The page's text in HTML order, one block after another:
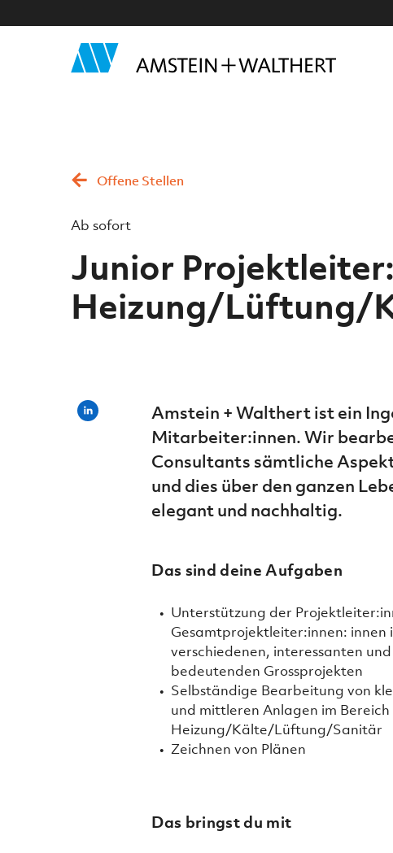
Offene Stellen
Ab sofort
Junior
Heizung/Lüftung/
Amstein + Walthert ist ein
Mitarbeiter:innen. Wir
Consultants sämtliche
und dies über den ganzen
elegant und nachhaltig.
Das sind deine Aufgaben
Unterstützung der
Gesamtprojektleiter:innen: innen
verschiedenen, interessanten und
bedeutenden Grossprojekten
Selbständige Bearbeitung von
und mittleren Anlagen im Bereich
Heizung/Kälte/Lüftung/Sanitär
Zeichnen von Plänen
Das bringst du mit